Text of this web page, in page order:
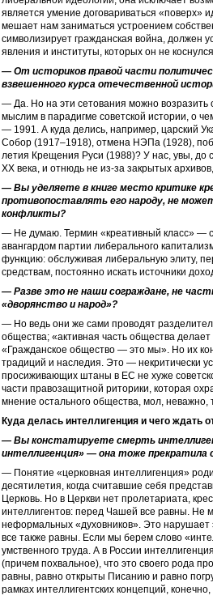
является умение договариваться «поверх»
мешает нам заниматься устроением
символизирует гражданская война, должен
явления и институты, которых он не
— От историков правой части
взвешенного курса отечественной
— Да. Но на эти сетования можно возразить
мыслим в парадигме советской истории, о
— 1991. А куда делись, например, царский
Собор (1917–1918), отмена НЭПа (1928),
летия Крещения Руси (1988)? У нас, увы, до
ХХ века, и отнюдь не из-за закрытых
— Вы уделяете в книге место критике
противопоставлять его народу, не
конфликты?
— Не думаю. Термин «креативный класс» —
авангардом партии либерального
функцию: обслуживая либеральную элиту,
средствам, постоянно искать источники
— Разве это не наши сограждане, не
«дворянство и народ»?
— Но ведь они же сами проводят
общества; «активная часть общества
«Гражданское общество — это мы». Но их
традиций и наследия. Это — некритически
просиживающих штаны в ЕС не хуже
части правозащитной риторики, которая
мнение остального общества, мол, неважно,
Куда делась интеллигенция и чего ждать
— Вы констатируете смерть
интеллигенция» — она тоже прекратила
— Понятие «церковная интеллигенция»
десятилетия, когда считавшие себя
Церковь. Но в Церкви нет пролетариата,
интеллигентов: перед Чашей все равны. Не
неформальных «духовников». Это нарушает
все также равны. Если мы берем слово
умственного труда. А в России
(причем похвальное), что это своего рода
равны, равно открыты Писанию и равно
рамках интеллигентских концепций,